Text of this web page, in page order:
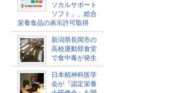
ソカルサポート
ソフト」、総合
栄養食品の表示許可取得
新潟県長岡市の
高校運動部食堂
で食中毒が発生
日本精神科医学
会が『認定栄養